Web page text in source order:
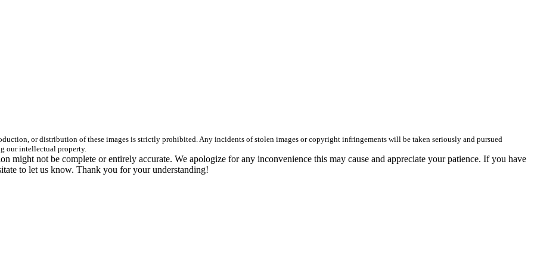
or distribution of these images is strictly prohibited. Any incidents of stolen images or copyright infringements will be taken seriously and pursued
our intellectual property.
might not be complete or entirely accurate. We apologize for any inconvenience this may cause and appreciate your patience. If you have
to let us know. Thank you for your understanding!